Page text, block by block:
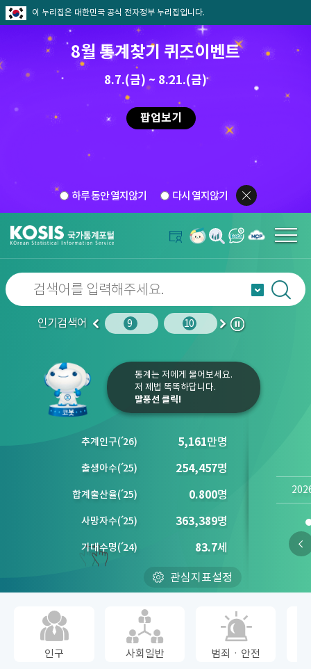
이 누리집은 대한민국 공식 전자정부 누리집입니다.
8월 통계찾기 퀴즈이벤트
8.7.(금) ~ 8.21.(금)
팝업보기
하루 동안 열지않기 다시 열지않기
인기검색어
이
10 임금 9 10 1
다
정
통계는 저에게 물어보세요.
저 제법 똑똑하답니다.
말풍선 클릭!
추계인구(´26) 5,161만명
출생아수(´25) 254,457명
합계출산율(´25) 0.800명
사망자수(´25) 363,389명
기대수명(´24) 83.7세
관심지표설정
인구 사회일반 범죄ㆍ안전